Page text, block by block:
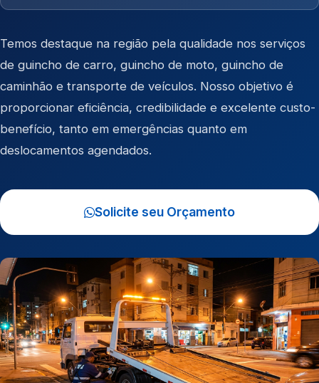
Temos destaque na região pela qualidade nos serviços
de guincho de carro, guincho de moto, guincho de
caminhão e transporte de veículos. Nosso objetivo é
proporcionar eficiência, credibilidade e excelente custo-
benefício, tanto em emergências quanto em
deslocamentos agendados.
Solicite seu Orçamento